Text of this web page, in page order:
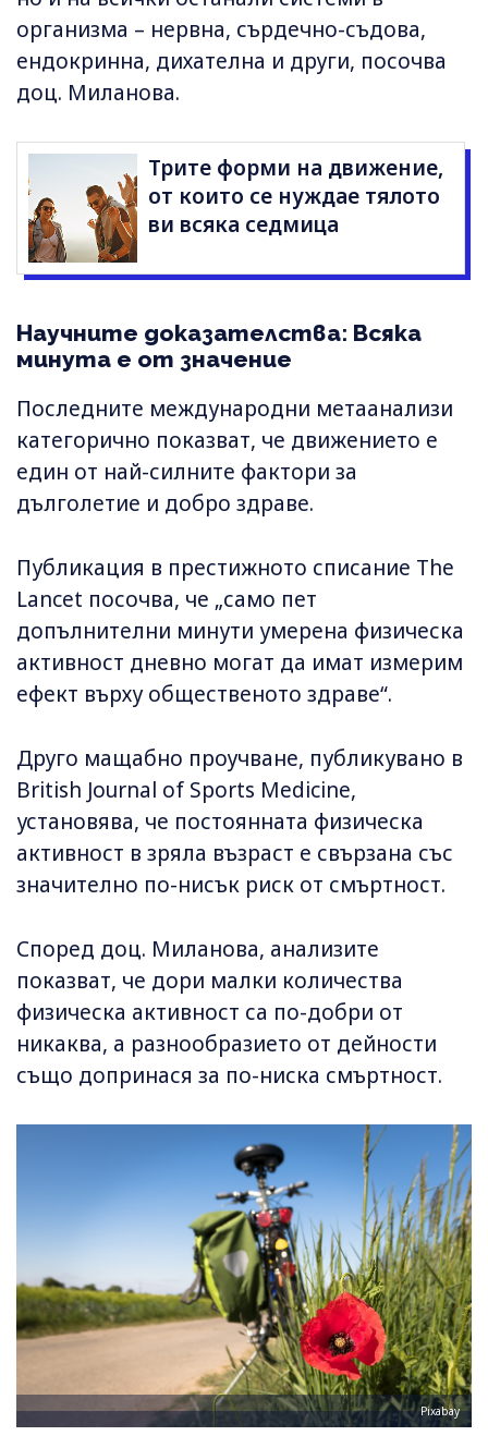
организма – нервна, сърдечно-съдова,
ендокринна, дихателна и други, посочва
доц. Миланова.
Трите форми на движение,
от които се нуждае тялото
ви всяка седмица
Научните доказателства: Всяка
минута е от значение
Последните международни метаанализи
категорично показват, че движението е
един от най-силните фактори за
дълголетие и добро здраве.
Публикация в престижното списание The
Lancet посочва, че „само пет
допълнителни минути умерена физическа
активност дневно могат да имат измерим
ефект върху общественото здраве“.
Друго мащабно проучване, публикувано в
British Journal of Sports Medicine,
установява, че постоянната физическа
активност в зряла възраст е свързана със
значително по-нисък риск от смъртност.
Според доц. Миланова, анализите
показват, че дори малки количества
физическа активност са по-добри от
никаква, а разнообразието от дейности
също допринася за по-ниска смъртност.
Pixabay